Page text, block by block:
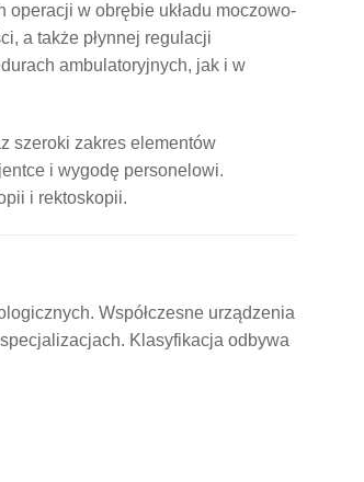
w obrębie układu moczowo-
a także płynnej regulacji
ambulatoryjnych, jak i w
szeroki zakres elementów
i wygodę personelowi.
i rektoskopii.
Współczesne urządzenia
Klasyfikacja odbywa